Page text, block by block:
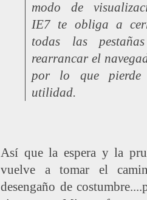
modo de
IE7 te obliga a
todas las
rearrancar el
por lo que pierde
utilidad.
Así que la espera y la
vuelve a tomar el
desengaño de